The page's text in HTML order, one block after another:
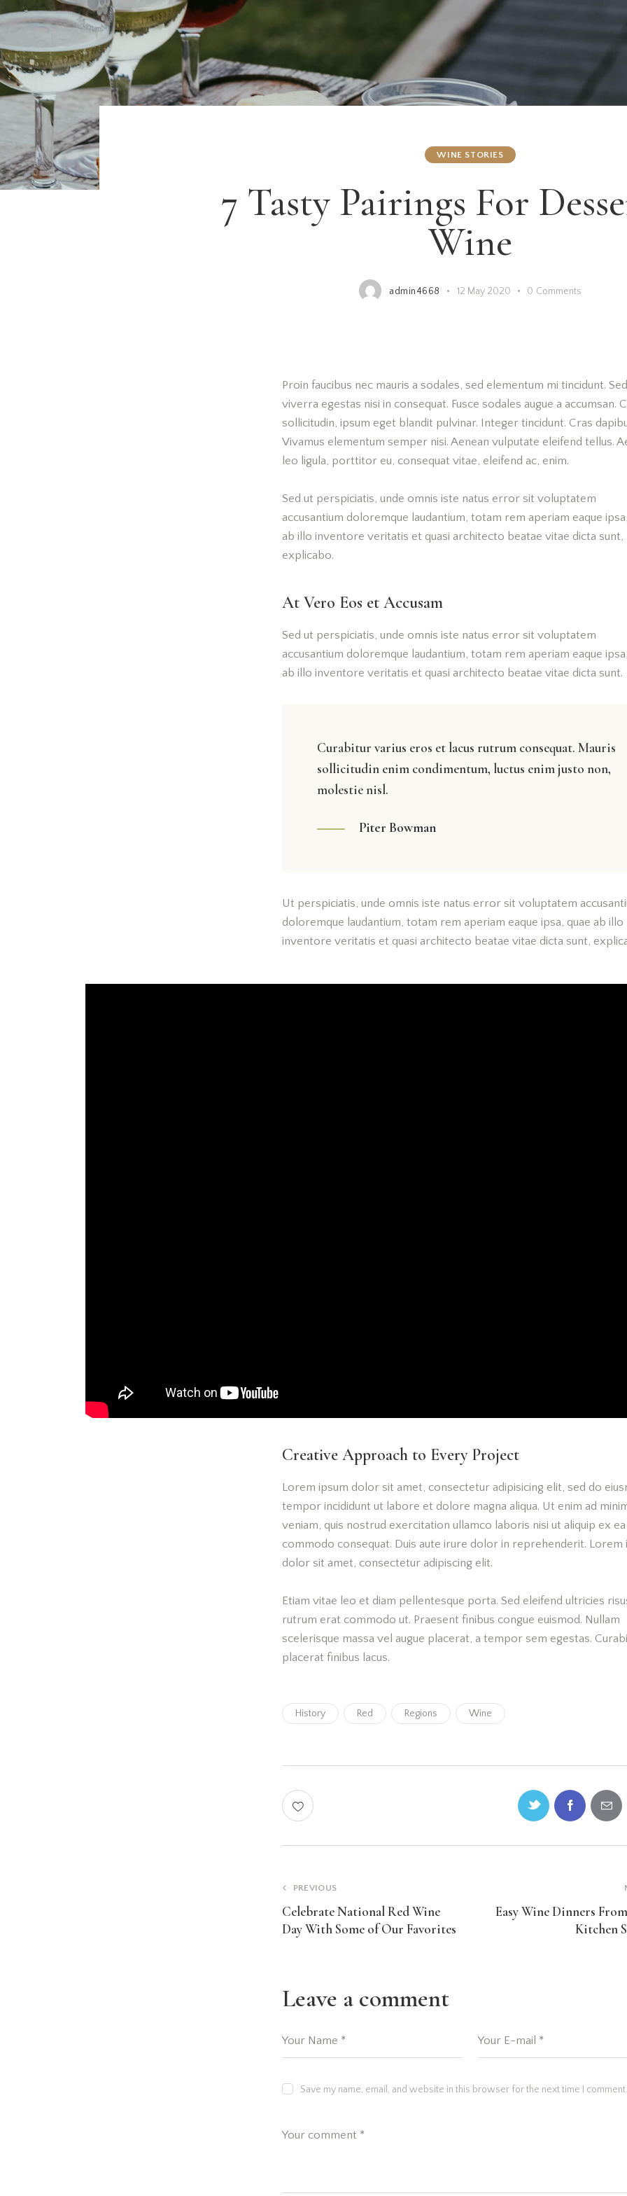
WINE STORIES
7 Tasty Pairings For
Wine
admin4668 12 May 2020 0 Comments
Proin faucibus nec mauris a sodales, sed elementum mi tincidunt.
viverra egestas nisi in consequat. Fusce sodales augue a accumsan.
sollicitudin, ipsum eget blandit pulvinar. Integer tincidunt. Cras
Vivamus elementum semper nisi. Aenean vulputate eleifend tellus.
leo ligula, porttitor eu, consequat vitae, eleifend ac, enim.
Sed ut perspiciatis, unde omnis iste natus error sit voluptatem
accusantium doloremque laudantium, totam rem aperiam eaque
ab illo inventore veritatis et quasi architecto beatae vitae dicta sunt,
explicabo.
At Vero Eos et Accusam
Sed ut perspiciatis, unde omnis iste natus error sit voluptatem
accusantium doloremque laudantium, totam rem aperiam eaque
ab illo inventore veritatis et quasi architecto beatae vitae dicta sunt.
Curabitur varius eros et lacus rutrum consequat. Mauris
sollicitudin enim condimentum, luctus enim justo non,
molestie nisl.
Piter Bowman
Ut perspiciatis, unde omnis iste natus error sit voluptatem
doloremque laudantium, totam rem aperiam eaque ipsa, quae ab illo
inventore veritatis et quasi architecto beatae vitae dicta sunt,
Creative Approach to Every Project
Lorem ipsum dolor sit amet, consectetur adipisicing elit, sed do
tempor incididunt ut labore et dolore magna aliqua. Ut enim ad
veniam, quis nostrud exercitation ullamco laboris nisi ut aliquip ex ea
commodo consequat. Duis aute irure dolor in reprehenderit. Lorem
dolor sit amet, consectetur adipiscing elit.
Etiam vitae leo et diam pellentesque porta. Sed eleifend ultricies
rutrum erat commodo ut. Praesent finibus congue euismod. Nullam
scelerisque massa vel augue placerat, a tempor sem egestas.
placerat finibus lacus.
History Red Regions Wine
PREVIOUS
Celebrate National Red Wine
Day With Some of Our Favorites
Easy Wine Dinners
Kitchen
Leave a comment
Save my name, email, and website in this browser for the next time I comment.